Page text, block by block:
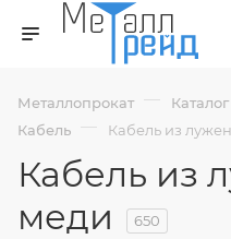
Металлопрокат — Каталог
Кабель — Кабель из
Кабель из
меди
650